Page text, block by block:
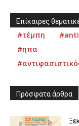
Επίκαιρες
#τέμπη
#ηπα
Πρόσφατα άρθρα